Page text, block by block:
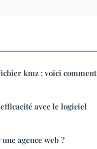
kmz : voici comment
avec le logiciel
agence web ?